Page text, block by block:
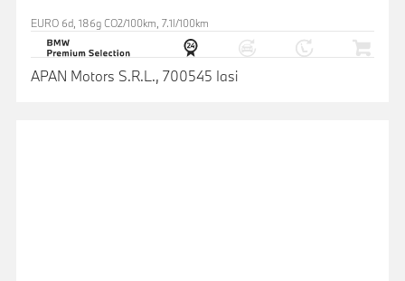
EURO 6d, 186g CO2/100km, 7.1l/100km
APAN Motors S.R.L., 700545 Iasi